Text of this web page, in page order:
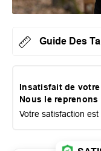
Guide Des
Insatisfait de
Nous le reprenons
Votre satisfaction